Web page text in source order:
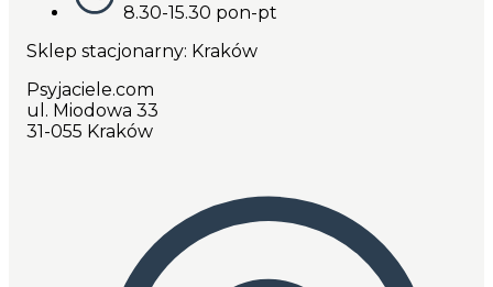
8.30-15.30 pon-pt
Sklep stacjonarny: Kraków
Psyjaciele.com
ul. Miodowa 33
31-055 Kraków